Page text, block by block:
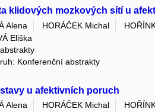
klidových mozkových sítí u
Alena HORÁČEK Michal
Eliška
Konferenční abstrakty
u afektivních poruch
Alena HORÁČEK Michal